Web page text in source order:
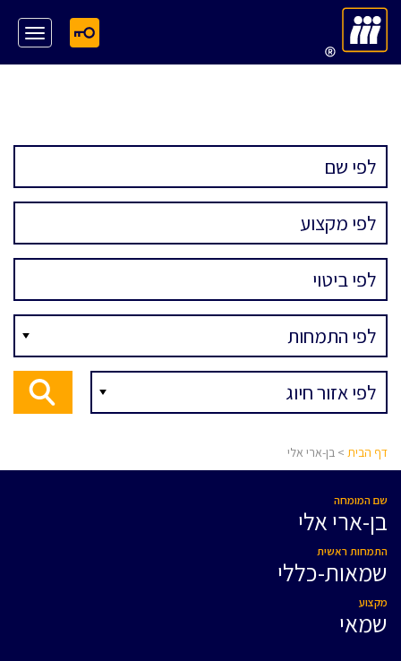
דף הבית > בן-ארי אלי
שם המומחה
בן-ארי אלי
התמחות ראשית
שמאות-כללי
מקצוע
שמאי